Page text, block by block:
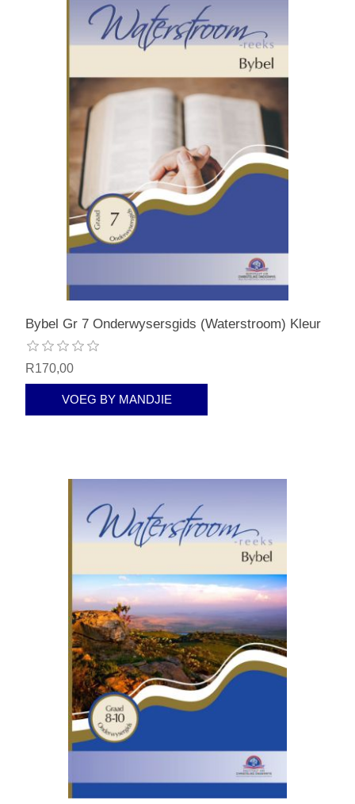
Bybel Gr 7 Onderwysersgids (Waterstroom) Kleur
R170,00
VOEG BY MANDJIE